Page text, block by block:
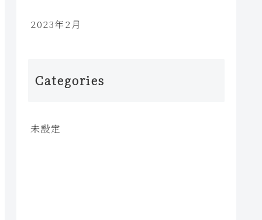
2023年2月
Categories
未設定